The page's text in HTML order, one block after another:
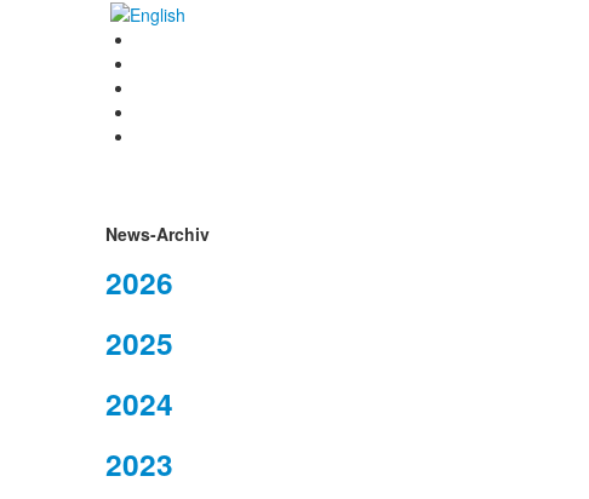
News-Archiv
2026
2025
2024
2023